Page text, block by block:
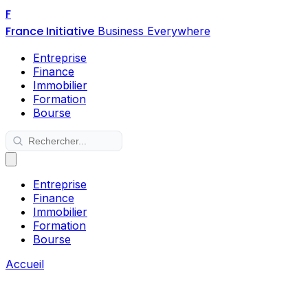
F
France Initiative Business Everywhere
Entreprise
Finance
Immobilier
Formation
Bourse
Entreprise
Finance
Immobilier
Formation
Bourse
Accueil